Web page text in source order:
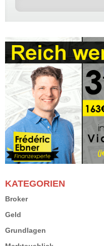
KATEGORIEN
Broker
Geld
Grundlagen